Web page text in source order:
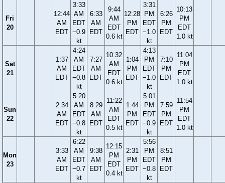
Fri
20
12:44
AM
EDT
3:33
AM
EDT
−0.9
kt
6:33
AM
EDT
9:44
AM
EDT
0.6 kt
12:28
PM
EDT
3:31
PM
EDT
−1.0
kt
6:26
PM
EDT
10:13
PM
EDT
1.0 kt
Sat
21
1:37
AM
EDT
4:24
AM
EDT
−0.8
kt
7:27
AM
EDT
10:32
AM
EDT
0.6 kt
1:04
PM
EDT
4:13
PM
EDT
−1.0
kt
7:10
PM
EDT
11:04
PM
EDT
1.0 kt
Sun
22
2:34
AM
EDT
5:20
AM
EDT
−0.8
kt
8:29
AM
EDT
11:22
AM
EDT
0.5 kt
1:44
PM
EDT
5:01
PM
EDT
−0.9
kt
7:59
PM
EDT
11:54
PM
EDT
1.0 kt
Mon
23
3:33
AM
EDT
6:22
AM
EDT
−0.7
kt
9:38
AM
EDT
12:15
PM
EDT
0.4 kt
2:31
PM
EDT
5:56
PM
EDT
−0.8
kt
8:51
PM
EDT